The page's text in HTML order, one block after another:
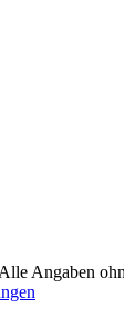
Angaben